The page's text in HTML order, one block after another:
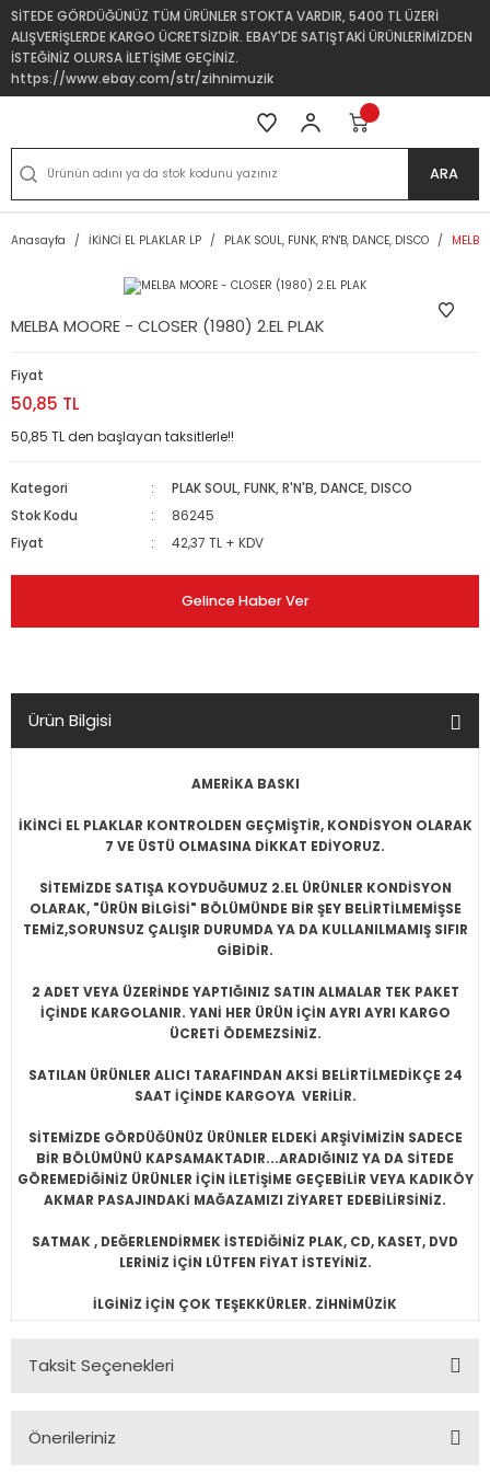
SİTEDE GÖRDÜĞÜNÜZ TÜM ÜRÜNLER STOKTA VARDIR, 5400 TL ÜZERİ
ALIŞVERİŞLERDE KARGO ÜCRETSİZDİR. EBAY'DE SATIŞTAKİ ÜRÜNLERİMİZDEN
İSTEĞİNİZ OLURSA İLETİŞİME GEÇİNİZ.
https://www.ebay.com/str/zihnimuzik
ARA
Anasayfa İKİNCİ EL PLAKLAR LP PLAK SOUL, FUNK, R'N'B, DANCE, DISCO
MELBA MOORE - CLOSER (1980) 2.EL PLAK
Fiyat
50,85 TL
50,85 TL den başlayan taksitlerle!!
Kategori
PLAK SOUL, FUNK, R'N'B, DANCE, DISCO
Stok Kodu
86245
Fiyat
42,37 TL + KDV
Gelince Haber Ver
Ürün Bilgisi
AMERİKA BASKI
İKİNCİ EL PLAKLAR KONTROLDEN GEÇMİŞTİR, KONDİSYON OLARAK
7 VE ÜSTÜ OLMASINA DİKKAT EDİYORUZ.
SİTEMİZDE SATIŞA KOYDUĞUMUZ 2.EL ÜRÜNLER KONDİSYON
OLARAK, "ÜRÜN BİLGİSİ" BÖLÜMÜNDE BİR ŞEY BELİRTİLMEMİŞSE
TEMİZ,SORUNSUZ ÇALIŞIR DURUMDA YA DA KULLANILMAMIŞ SIFIR
GİBİDİR.
2 ADET VEYA ÜZERİNDE YAPTIĞINIZ SATIN ALMALAR TEK PAKET
İÇİNDE KARGOLANIR. YANİ HER ÜRÜN İÇİN AYRI AYRI KARGO
ÜCRETİ ÖDEMEZSİNİZ.
SATILAN ÜRÜNLER ALICI TARAFINDAN AKSİ BELİRTİLMEDİKÇE 24
SAAT İÇİNDE KARGOYA VERİLİR.
SİTEMİZDE GÖRDÜĞÜNÜZ ÜRÜNLER ELDEKİ ARŞİVİMİZİN SADECE
BİR BÖLÜMÜNÜ KAPSAMAKTADIR...ARADIĞINIZ YA DA SİTEDE
GÖREMEDİĞİNİZ ÜRÜNLER İÇİN İLETİŞİME GEÇEBİLİR VEYA KADIKÖY
AKMAR PASAJINDAKİ MAĞAZAMIZI ZİYARET EDEBİLİRSİNİZ.
SATMAK , DEĞERLENDİRMEK İSTEDİĞİNİZ PLAK, CD, KASET, DVD
LERİNİZ İÇİN LÜTFEN FİYAT İSTEYİNİZ.
İLGİNİZ İÇİN ÇOK TEŞEKKÜRLER. ZİHNİMÜZİK
Taksit Seçenekleri
Önerileriniz